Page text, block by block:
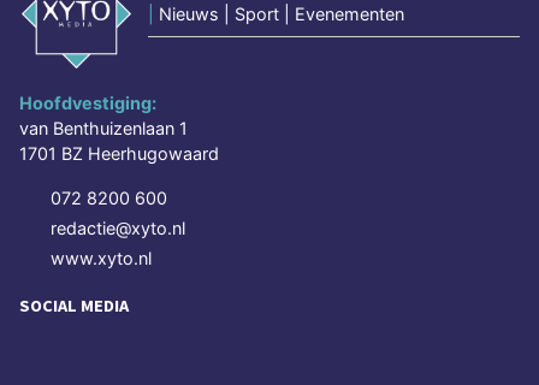
Nieuws | Sport | Evenementen
Hoofdvestiging:
van Benthuizenlaan 1
1701 BZ Heerhugowaard
072 8200 600
redactie@xyto.nl
www.xyto.nl
SOCIAL MEDIA